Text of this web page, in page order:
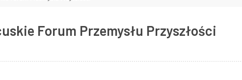
Forum Przemysłu Przyszłości